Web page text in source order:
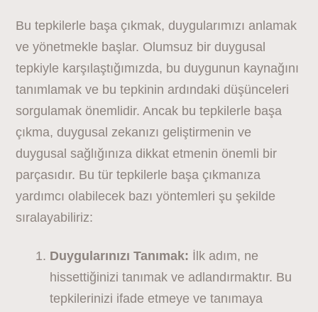
Bu tepkilerle başa çıkmak, duygularımızı anlamak
ve yönetmekle başlar. Olumsuz bir duygusal
tepkiyle karşılaştığımızda, bu duygunun kaynağını
tanımlamak ve bu tepkinin ardındaki düşünceleri
sorgulamak önemlidir. Ancak bu tepkilerle başa
çıkma, duygusal zekanızı geliştirmenin ve
duygusal sağlığınıza dikkat etmenin önemli bir
parçasıdır. Bu tür tepkilerle başa çıkmanıza
yardımcı olabilecek bazı yöntemleri şu şekilde
sıralayabiliriz:
Duygularınızı Tanımak: İlk adım, ne
hissettiğinizi tanımak ve adlandırmaktır. Bu
tepkilerinizi ifade etmeye ve tanımaya